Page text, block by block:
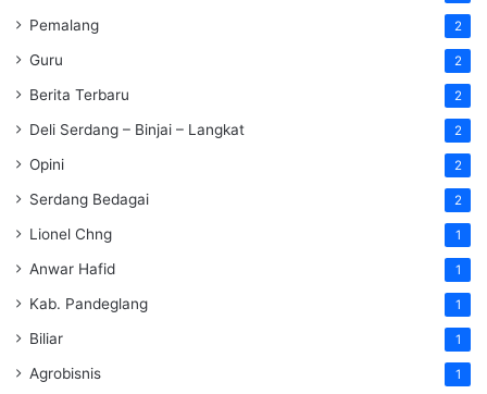
Pemalang 2
Guru 2
Berita Terbaru 2
Deli Serdang – Binjai – Langkat 2
Opini 2
Serdang Bedagai 2
Lionel Chng 1
Anwar Hafid 1
Kab. Pandeglang 1
Biliar 1
Agrobisnis 1